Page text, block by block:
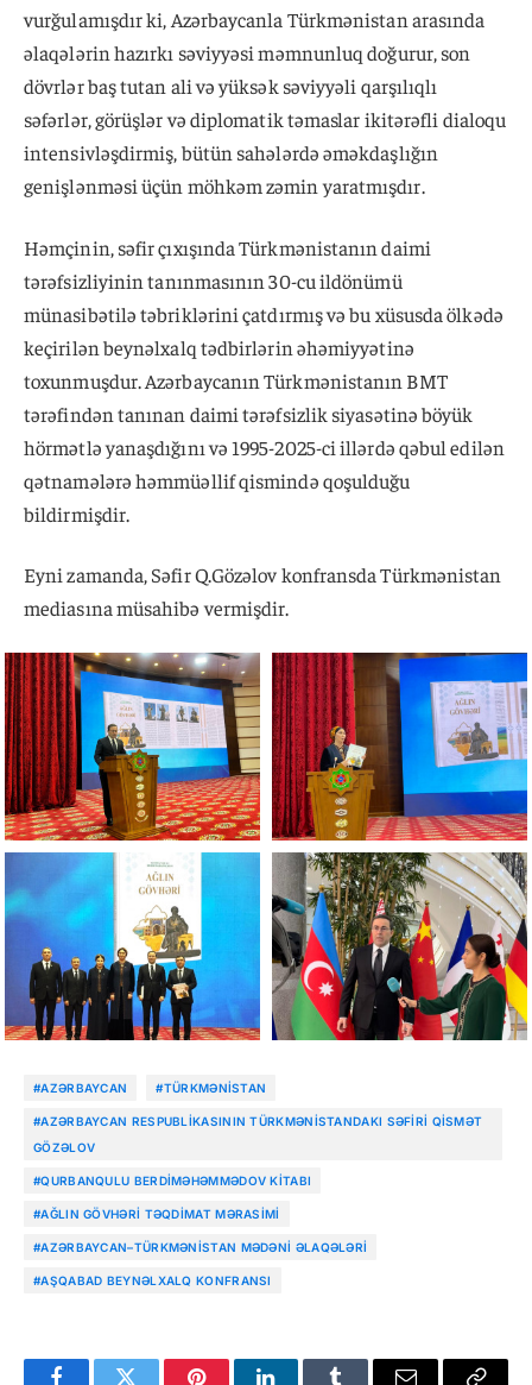
vurğulamışdır ki, Azərbaycanla Türkmənistan arasında
əlaqələrin hazırkı səviyyəsi məmnunluq doğurur, son
dövrlər baş tutan ali və yüksək səviyyəli qarşılıqlı
səfərlər, görüşlər və diplomatik təmaslar ikitərəfli dialoqu
intensivləşdirmiş, bütün sahələrdə əməkdaşlığın
genişlənməsi üçün möhkəm zəmin yaratmışdır.
Həmçinin, səfir çıxışında Türkmənistanın daimi
tərəfsizliyinin tanınmasının 30-cu ildönümü
münasibətilə təbriklərini çatdırmış və bu xüsusda ölkədə
keçirilən beynəlxalq tədbirlərin əhəmiyyətinə
toxunmuşdur. Azərbaycanın Türkmənistanın BMT
tərəfindən tanınan daimi tərəfsizlik siyasətinə böyük
hörmətlə yanaşdığını və 1995-2025-ci illərdə qəbul edilən
qətnamələrə həmmüəllif qismində qoşulduğu
bildirmişdir.
Eyni zamanda, Səfir Q.Gözəlov konfransda Türkmənistan
mediasına müsahibə vermişdir.
#AZƏRBAYCAN #TÜRKMƏNISTAN
#AZƏRBAYCAN RESPUBLIKASININ TÜRKMƏNISTANDAKI SƏFIRI QISMƏT
GÖZƏLOV
#QURBANQULU BERDIMƏHƏMMƏDOV KITABI
#AĞLIN GÖVHƏRI TƏQDIMAT MƏRASIMI
#AZƏRBAYCAN–TÜRKMƏNISTAN MƏDƏNI ƏLAQƏLƏRI
#AŞQABAD BEYNƏLXALQ KONFRANSI